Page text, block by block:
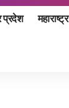
प्रदेश महाराष्ट्र